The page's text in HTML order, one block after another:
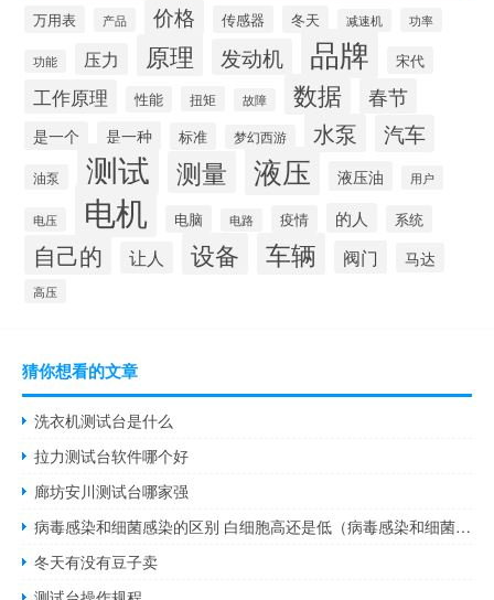
万用表 产品 价格 传感器 冬天 减速机 功率
功能 压力 原理 发动机 品牌 宋代
工作原理 性能 扭矩 故障 数据 春节
是一个 是一种 标准 梦幻西游 水泵 汽车
油泵 测试 测量 液压 液压油 用户
电压 电机 电脑 电路 疫情 的人 系统
自己的 让人 设备 车辆 阀门 马达
高压
猜你想看的文章
洗衣机测试台是什么
拉力测试台软件哪个好
廊坊安川测试台哪家强
病毒感染和细菌感染的区别 白细胞高还是低（病毒感染和细菌感染的区别）
冬天有没有豆子卖